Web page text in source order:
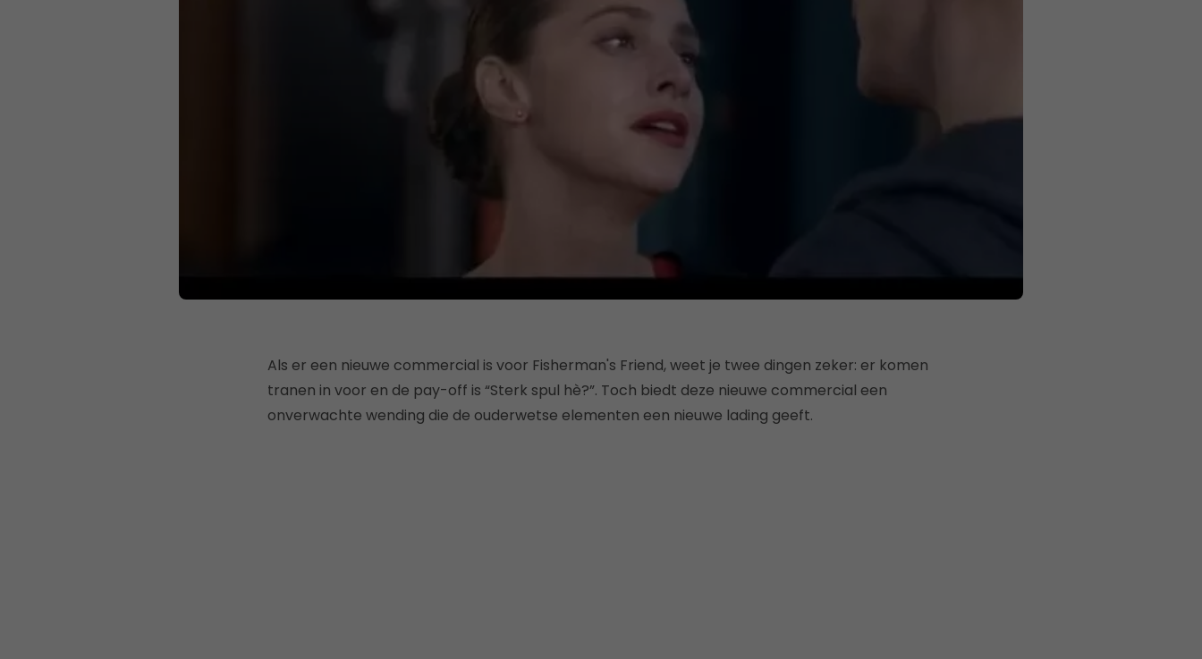
Als er een nieuwe commercial is voor Fisherman's Friend, weet je twee dingen zeker: er komen
tranen in voor en de pay-off is “Sterk spul hè?”. Toch biedt deze nieuwe commercial een
onverwachte wending die de ouderwetse elementen een nieuwe lading geeft.